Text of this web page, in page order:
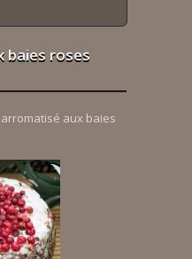
baies roses
aux baies